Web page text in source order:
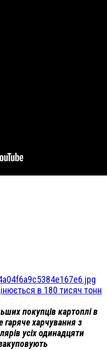
в 180 тисяч тонн
покупців картоплі в
гаряче харчування з
усіх одинадцяти